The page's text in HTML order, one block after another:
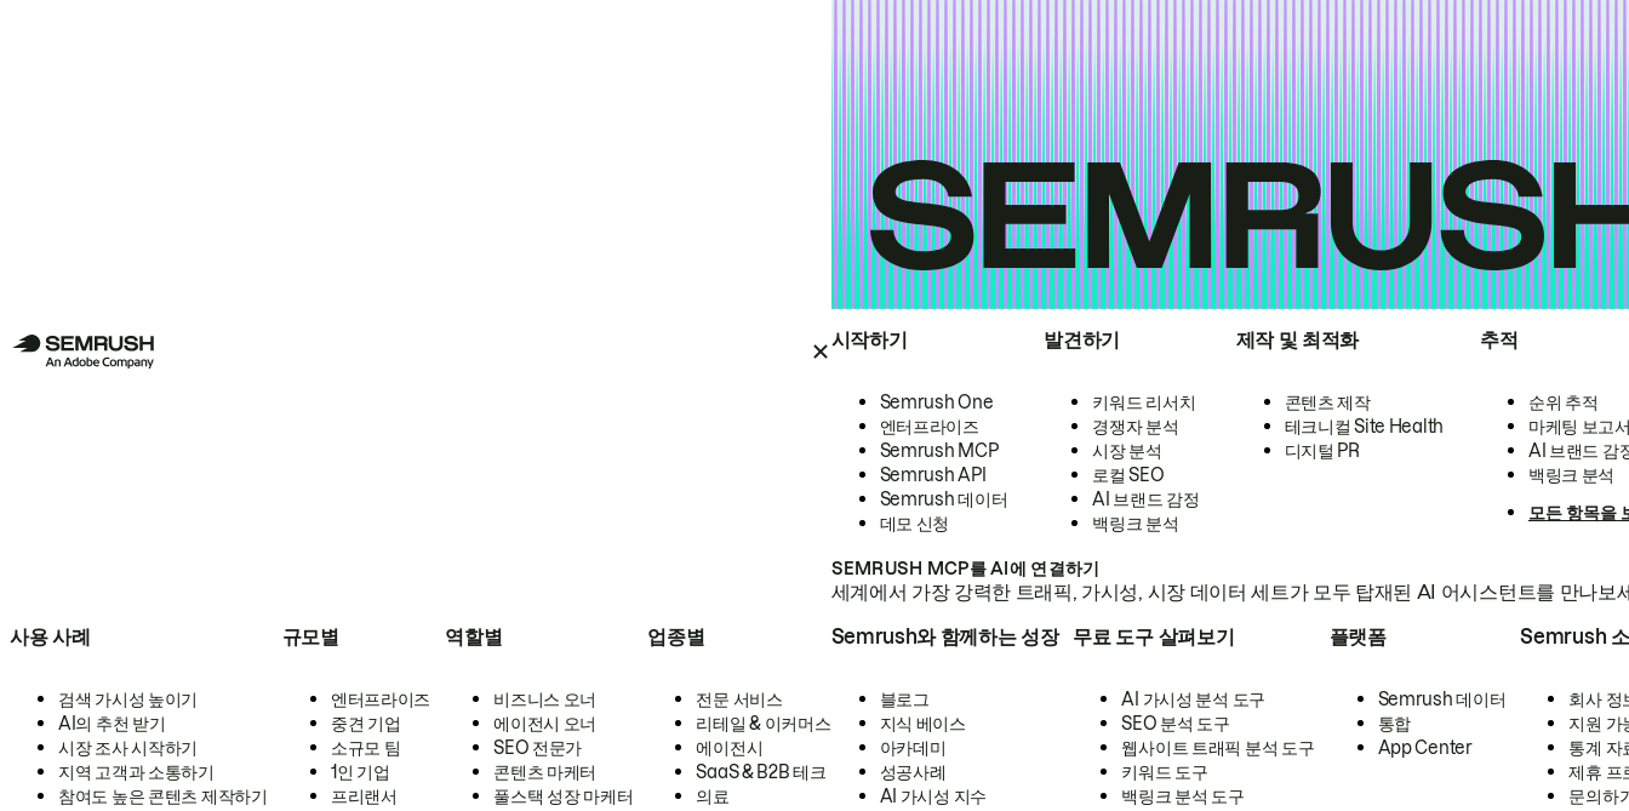
시작하기
Semrush One
엔터프라이즈
Semrush MCP
Semrush API
Semrush 데이터
데모 신청
발견하기
키워드 리서치
경쟁자 분석
시장 분석
로컬 SEO
AI 브랜드 감정
백링크 분석
제작 및 최적화
콘텐츠 제작
테크니컬 Site Health
디지털 PR
추적
순위 추적
마케팅 보고
AI 브랜드 감
백링크 분석
모든 항목을
SEMRUSH MCP를 AI에 연결하기
세계에서 가장 강력한 트래픽, 가시성, 시장 데이터 세트가 모두 탑재된 AI 어시스턴트를 만나보
사용 사례
검색 가시성 높이기
AI의 추천 받기
시장 조사 시작하기
지역 고객과 소통하기
참여도 높은 콘텐츠 제작하기
규모별
엔터프라이즈
중견 기업
소규모 팀
1인 기업
프리랜서
역할별
비즈니스 오너
에이전시 오너
SEO 전문가
콘텐츠 마케터
풀스택 성장 마케터
업종별
전문 서비스
리테일 & 이커머스
에이전시
SaaS & B2B 테크
의료
Semrush와 함께하는 성장
블로그
지식 베이스
아카데미
성공사례
AI 가시성 지수
무료 도구 살펴보기
AI 가시성 분석 도구
SEO 분석 도구
웹사이트 트래픽 분석 도구
키워드 도구
백링크 분석 도구
플랫폼
Semrush 데이터
통합
App Center
Semrush
회사 정
지원 가
통계 자
제휴 프
문의하